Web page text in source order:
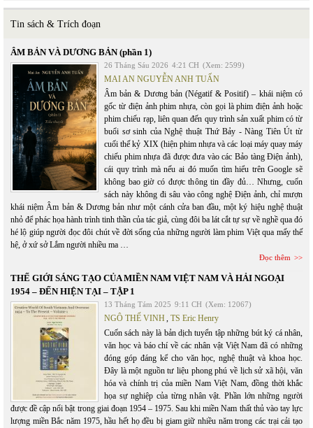
Tin sách & Trích đoạn
ÂM BẢN VÀ DƯƠNG BẢN (phần 1)
26 Tháng Sáu 2026 4:21 CH (Xem: 2599)
MAI AN NGUYỄN ANH TUẤN
Âm bản & Dương bản (Négatif & Positif) – khái niệm có
gốc từ điện ảnh phim nhựa, còn gọi là phim điện ảnh hoặc
phim chiếu rạp, liên quan đến quy trình sản xuất phim có từ
buổi sơ sinh của Nghệ thuật Thứ Bảy - Nàng Tiên Út từ
cuối thế kỷ XIX (hiện phim nhựa và các loại máy quay máy
chiếu phim nhựa đã được đưa vào các Bảo tàng Điện ảnh),
cái quy trình mà nếu ai đó muốn tìm hiểu trên Google sẽ
không bao giờ có được thông tin đầy đủ… Nhưng, cuốn
sách này không đi sâu vào công nghệ Điện ảnh, chỉ mượn
khái niệm Âm bản & Dương bản như một cánh cửa ban đầu, một ký hiệu nghệ thuật
nhỏ để phác họa hành trình tinh thần của tác giả, cùng đôi ba lát cắt tự sự về nghề qua đó
hé lộ giúp người đọc đôi chút về đời sống của những người làm phim Việt qua mấy thế
hệ, ở xứ sở Lắm người nhiều ma …
Đọc thêm
THẾ GIỚI SÁNG TẠO CỦA MIỀN NAM VIỆT NAM VÀ HẢI NGOẠI
1954 – ĐẾN HIỆN TẠI – TẬP 1
13 Tháng Tám 2025 9:11 CH (Xem: 12067)
NGÔ THẾ VINH, TS Eric Henry
Cuốn sách này là bản dịch tuyển tập những bút ký cá nhân,
văn học và báo chí về các nhân vật Việt Nam đã có những
đóng góp đáng kể cho văn học, nghệ thuật và khoa học.
Đây là một nguồn tư liệu phong phú về lịch sử xã hội, văn
hóa và chính trị của miền Nam Việt Nam, đồng thời khắc
họa sự nghiệp của từng nhân vật. Phần lớn những người
được đề cập nổi bật trong giai đoạn 1954 – 1975. Sau khi miền Nam thất thủ vào tay lực
lượng miền Bắc năm 1975, hầu hết họ đều bị giam giữ nhiều năm trong các trại cải tạo